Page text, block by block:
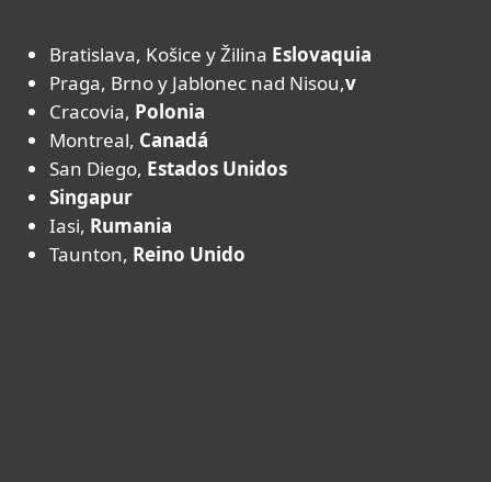
Bratislava, Košice y Žilina Eslovaquia
Praga, Brno y Jablonec nad Nisou,v
Cracovia, Polonia
Montreal, Canadá
San Diego, Estados Unidos
Singapur
Iasi, Rumania
Taunton, Reino Unido